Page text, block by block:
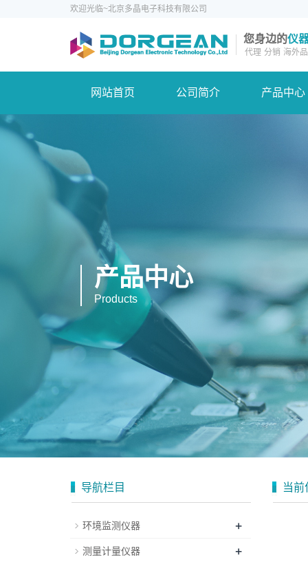
欢迎光临~北京多晶电子科技有限公司
您身边的仪
代理 分销 海外
网站首页 公司简介 产品中心
产品中心
Products
当前
导航栏目
环境监测仪器 +
测量计量仪器 +